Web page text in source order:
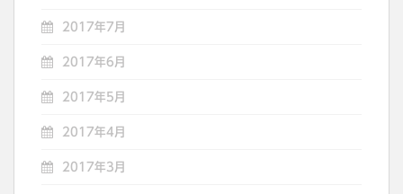
2017年7月
2017年6月
2017年5月
2017年4月
2017年3月